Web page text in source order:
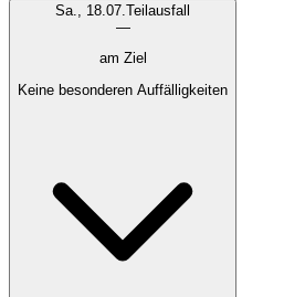
Sa., 18.07. Teilausfall
—
am Ziel
Keine besonderen Auffälligkeiten